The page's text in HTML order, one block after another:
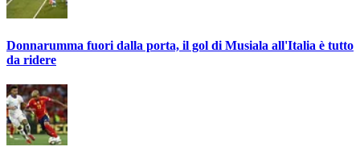
Donnarumma fuori dalla porta, il gol di Musiala all'Italia è tutto
da ridere